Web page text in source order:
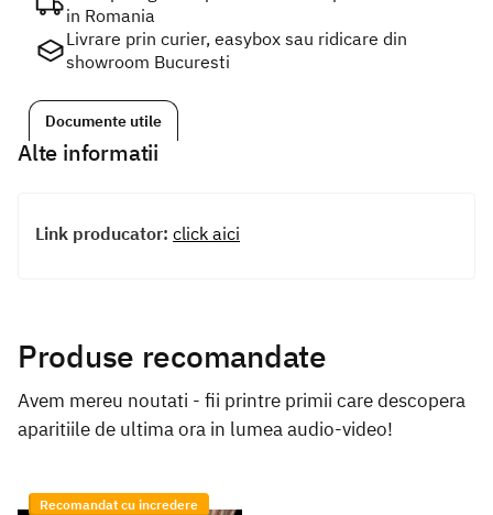
in Romania
Livrare prin curier, easybox sau ridicare din
showroom Bucuresti
Documente utile
Alte informatii
Link producator: click aici
Produse recomandate
Avem mereu noutati - fii printre primii care descopera
aparitiile de ultima ora in lumea audio-video!
Recomandat cu incredere